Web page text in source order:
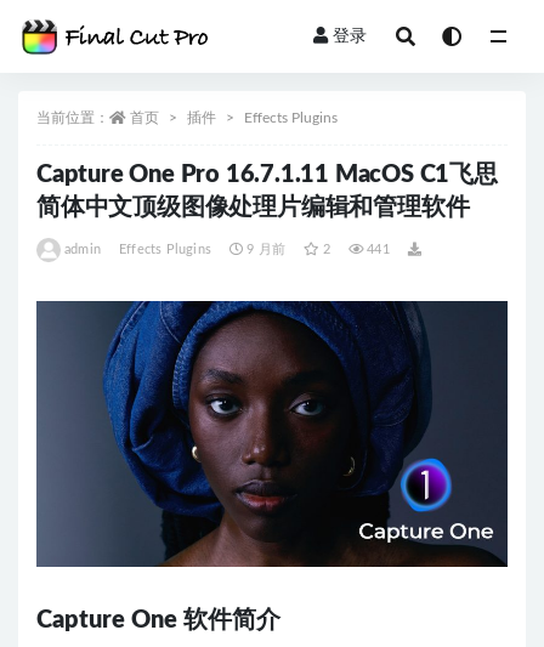
登录
当前位置： 首页 插件 Effects Plugins
Capture One Pro 16.7.1.11 MacOS C1飞思
简体中文顶级图像处理片编辑和管理软件
admin Effects Plugins 9 月前 2 441
Capture One 软件简介